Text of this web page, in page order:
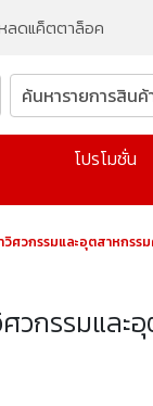
ลดแค็ตตาล็อค
โปรโมชั่น
ศวกรรมและอุตสาหกรร
วกรรมแล